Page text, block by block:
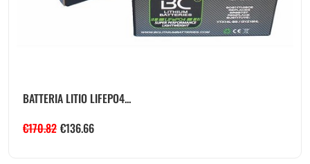
BATTERIA LITIO LIFEPO4...
€170.82 €136.66